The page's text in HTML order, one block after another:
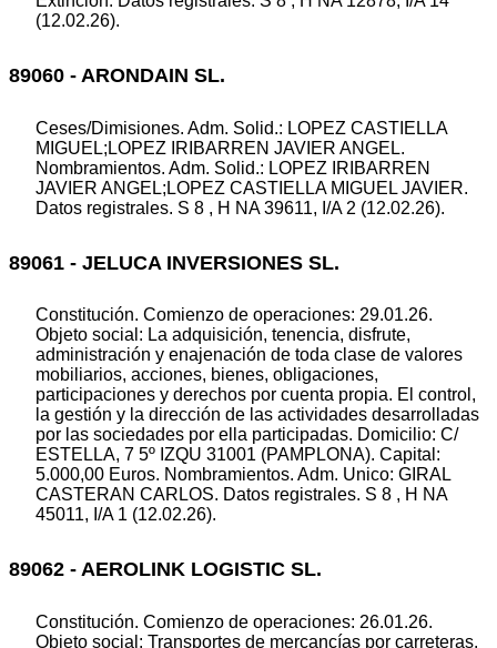
(12.02.26).
89060 - ARONDAIN SL.
Ceses/Dimisiones. Adm. Solid.: LOPEZ CASTIELLA
MIGUEL;LOPEZ IRIBARREN JAVIER ANGEL.
Nombramientos. Adm. Solid.: LOPEZ IRIBARREN
JAVIER ANGEL;LOPEZ CASTIELLA MIGUEL JAVIER.
Datos registrales. S 8 , H NA 39611, I/A 2 (12.02.26).
89061 - JELUCA INVERSIONES SL.
Constitución. Comienzo de operaciones: 29.01.26.
Objeto social: La adquisición, tenencia, disfrute,
administración y enajenación de toda clase de valores
mobiliarios, acciones, bienes, obligaciones,
participaciones y derechos por cuenta propia. El control,
la gestión y la dirección de las actividades desarrolladas
por las sociedades por ella participadas. Domicilio: C/
ESTELLA, 7 5º IZQU 31001 (PAMPLONA). Capital:
5.000,00 Euros. Nombramientos. Adm. Unico: GIRAL
CASTERAN CARLOS. Datos registrales. S 8 , H NA
45011, I/A 1 (12.02.26).
89062 - AEROLINK LOGISTIC SL.
Constitución. Comienzo de operaciones: 26.01.26.
Objeto social: Transportes de mercancías por carreteras.